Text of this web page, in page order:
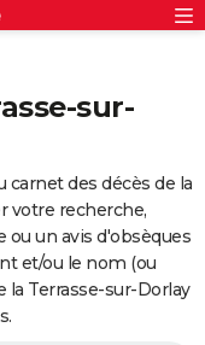
sur-
des décès de la
votre recherche,
ou un avis d'obsèques
et/ou le nom (ou
Terrasse-sur-Dorlay